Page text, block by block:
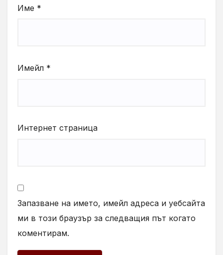
Име *
Имейл *
Интернет страница
Запазване на името, имейл адреса и уебсайта
ми в този браузър за следващия път когато
коментирам.